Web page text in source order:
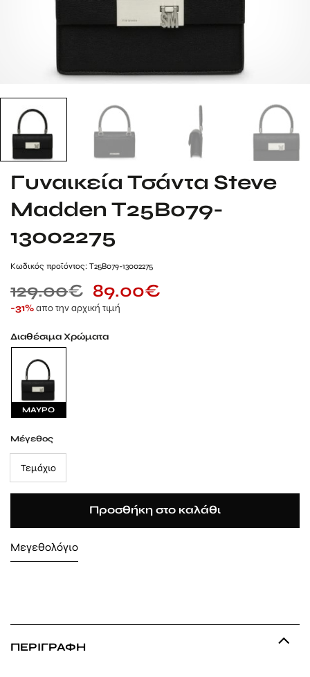
Γυναικεία Τσάντα Steve
Madden T25B079-
13002275
Kωδικός προϊόντος: T25B079-13002275
129.00€ 89.00€
-31%απο την αρχική τιμή
Διαθέσιμα Χρώματα
ΜΑΥΡΟ
Μέγεθος
Τεμάχιο
Προσθήκη στο καλάθι
Μεγεθολόγιο
ΠΕΡΙΓΡΑΦΉ